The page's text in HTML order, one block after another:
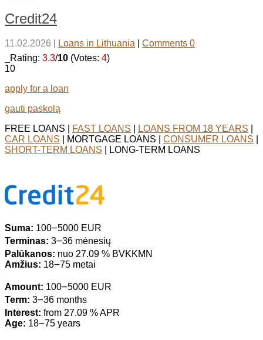
Credit24
11.02.2026 Loans in Lithuania
Comments 0
_Rating: 3.3/10 (Votes: 4)
10
apply for a loan
gauti paskolą
FREE LOANS |
FAST LOANS LOANS FROM 18 YEARS
CAR LOANS | MORTGAGE LOANS | CONSUMER LOANS
SHORT-TERM LOANS | LONG-TERM LOANS
Suma: 100౼5000 EUR
Terminas: 3౼36 mėnesių
Palūkanos: nuo 27.09 % BVKKMN
Amžius: 18౼75 metai
Amount: 100౼5000 EUR
Term: 3౼36 months
Interest: from 27.09 % APR
Age: 18౼75 years